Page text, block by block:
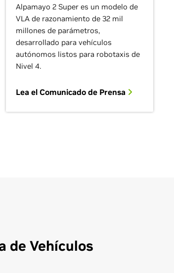
Alpamayo 2 Super es un modelo de
VLA de razonamiento de 32 mil
millones de parámetros,
desarrollado para vehículos
autónomos listos para robotaxis de
Nivel 4.
Lea el Comunicado de Prensa
de Vehículos